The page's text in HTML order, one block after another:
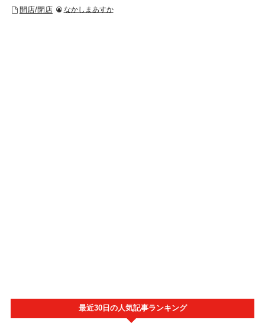
開店/閉店 なかしまあすか
最近30日の人気記事ランキング